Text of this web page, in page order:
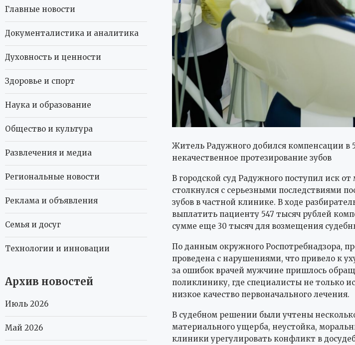
Житель Радужного добился компенсации в
некачественное протезирование зубов
В городской суд Радужного поступил иск
столкнулся с серьезными последствиями
зубов в частной клинике. В ходе
выплатить пациенту 547 тысяч рублей
сумме еще 30 тысяч для возмещения
По данным окружного Роспотребнадзора,
проведена с нарушениями, что привело к
за ошибок врачей мужчине пришлось
поликлинику, где специалисты не только
низкое качество первоначального лечения.
В судебном решении были учтены
материального ущерба, неустойка,
клиники урегулировать конфликт в
Главные новости
Документалистика и аналитика
Духовность и ценности
Здоровье и спорт
Наука и образование
Общество и культура
Развлечения и медиа
Региональные новости
Реклама и объявления
Семья и досуг
Технологии и инновации
Архив новостей
Июль 2026
Май 2026